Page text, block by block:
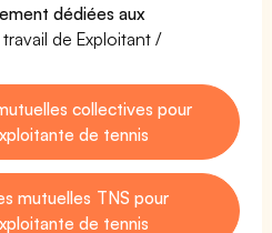
dédiées aux
de Exploitant /
collectives pour
de tennis
mutuelles TNS pour
de tennis